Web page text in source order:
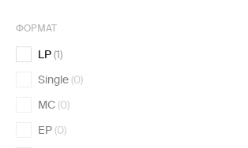
ФОРМАТ
LP(1)
Single(0)
MC(0)
EP(0)